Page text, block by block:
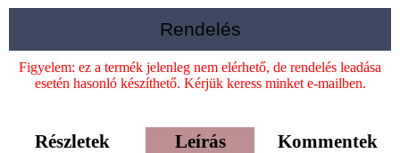
Rendelés
Figyelem: ez a termék jelenleg nem elérhető, de rendelés leadása
esetén hasonló készíthető. Kérjük keress minket e-mailben.
Részletek Leírás Kommentek